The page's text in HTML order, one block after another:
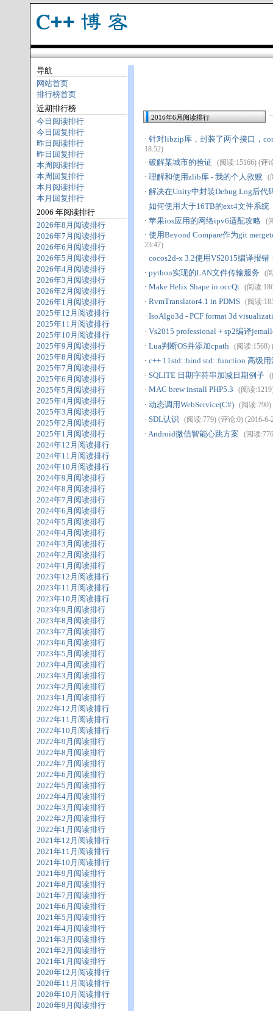
导航
网站首页
排行榜首页
近期排行榜
今日阅读排行
今日回复排行
昨日阅读排行
昨日回复排行
本周阅读排行
本周回复排行
本月阅读排行
本月回复排行
2006 年阅读排行
2026年8月阅读排行
2026年7月阅读排行
2026年6月阅读排行
2026年5月阅读排行
2026年4月阅读排行
2026年3月阅读排行
2026年2月阅读排行
2026年1月阅读排行
2025年12月阅读排行
2025年11月阅读排行
2025年10月阅读排行
2025年9月阅读排行
2025年8月阅读排行
2025年7月阅读排行
2025年6月阅读排行
2025年5月阅读排行
2025年4月阅读排行
2025年3月阅读排行
2025年2月阅读排行
2025年1月阅读排行
2024年12月阅读排行
2024年11月阅读排行
2024年10月阅读排行
2024年9月阅读排行
2024年8月阅读排行
2024年7月阅读排行
2024年6月阅读排行
2024年5月阅读排行
2024年4月阅读排行
2024年3月阅读排行
2024年2月阅读排行
2024年1月阅读排行
2023年12月阅读排行
2023年11月阅读排行
2023年10月阅读排行
2023年9月阅读排行
2023年8月阅读排行
2023年7月阅读排行
2023年6月阅读排行
2023年5月阅读排行
2023年4月阅读排行
2023年3月阅读排行
2023年2月阅读排行
2023年1月阅读排行
2022年12月阅读排行
2022年11月阅读排行
2022年10月阅读排行
2022年9月阅读排行
2022年8月阅读排行
2022年7月阅读排行
2022年6月阅读排行
2022年5月阅读排行
2022年4月阅读排行
2022年3月阅读排行
2022年2月阅读排行
2022年1月阅读排行
2021年12月阅读排行
2021年11月阅读排行
2021年10月阅读排行
2021年9月阅读排行
2021年8月阅读排行
2021年7月阅读排行
2021年6月阅读排行
2021年5月阅读排行
2021年4月阅读排行
2021年3月阅读排行
2021年2月阅读排行
2021年1月阅读排行
2020年12月阅读排行
2020年11月阅读排行
2020年10月阅读排行
2020年9月阅读排行
2016年6月阅读排行
· 针对libzip库，封装了两个接口，
18:52)
· 破解某城市的验证 (阅读:15166) (评
· 理解和使用zlib库 - 我的个人救赎 (
· 解决在Unity中封装Debug.Log后代
· 如何使用大于16TB的ext4文件系统
· 苹果ios应用的网络ipv6适配攻略 (
· 使用Beyond Compare作为git
23:47)
· cocos2d-x 3.2使用VS2015编译报错
· python实现的LAN文件传输服务 (
· Make Helix Shape in occQt (阅读
· RvmTranslator4.1 in PDMS (阅读
· IsoAlgo3d - PCF format 3d
· Vs2015 professional + sp2编译
· Lua判断OS并添加cpath (阅读:1568)
· c++ 11std::bind std::function 高级用
· SQLITE 日期字符串加减日期例子 (
· MAC brew install PHP5.3 (阅读
· 动态调用WebService(C#) (阅读:790)
· SDL认识 (阅读:779) (评论:0) (2016-6-
· Android微信智能心跳方案 (阅读